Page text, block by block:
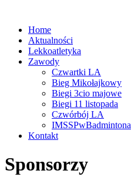
Home
Aktualności
Lekkoatletyka
Zawody
Czwartki LA
Bieg Mikołajkowy
Biegi 3cio majowe
Biegi 11 listopada
Czwórbój LA
IMSSPwBadmintona
Kontakt
Sponsorzy